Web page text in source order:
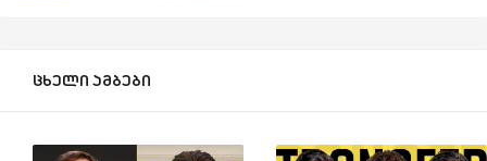
ცხელი ამბები